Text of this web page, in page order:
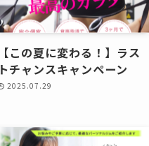
【この夏に変わる！】ラス
トチャンスキャンペーン
2025.07.29